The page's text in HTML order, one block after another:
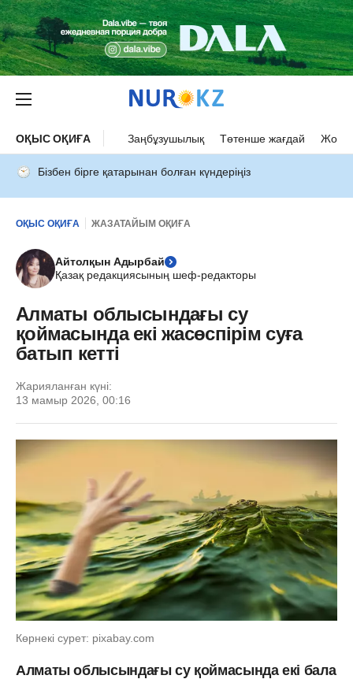
ОҚЫС ОҚИҒА Заңбұзушылық Төтенше жағдай Жол
Бізбен бірге қатарынан болған күндеріңіз
ОҚЫС ОҚИҒА ЖАЗАТАЙЫМ ОҚИҒА
Айтолқын Адырбай
Қазақ редакциясының шеф-редакторы
Алматы облысындағы су
қоймасында екі жасөспірім суға
батып кетті
Жарияланған күні:
13 мамыр 2026, 00:16
Көрнекі сурет: pixabay.com
Алматы облысындағы су қоймасында екі бала